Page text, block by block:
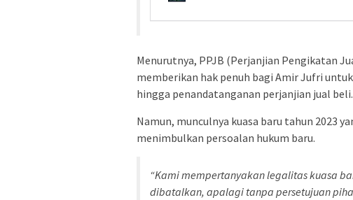
Menurutnya, PPJB (Perjanjian Pengikatan
memberikan hak penuh bagi Amir Jufri
hingga penandatanganan perjanjian jual beli.
Namun, munculnya kuasa baru tahun 2023
menimbulkan persoalan hukum baru.
“Kami mempertanyakan legalitas kuasa
dibatalkan, apalagi tanpa persetujuan